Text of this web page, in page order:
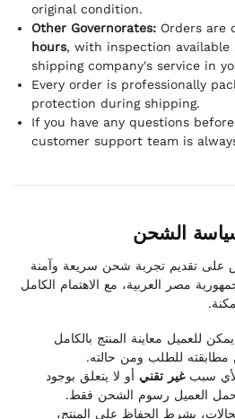
original condition.
Other Governorates: Orders are
hours, with inspection available
shipping company's service in
Every order is professionally
protection during shipping.
If you have any questions
customer support team is
الشحن
على تقديم تجربة شحن سريعة وآمنة
مصر العربية، مع الاهتمام الكامل
يمكن للعميل معاينة المنتج بالكامل
مطابقته للطلب ومن حالته.
لأي سببغير تقني أو لا يتعلق بوجود
العميل رسوم الشحن فقط.
بشرط الحفاظ على المنتج،